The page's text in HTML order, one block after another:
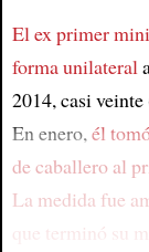
El ex primer
forma unilateral
2014, casi
En enero,él
de caballero al
La medida fue
que terminó su